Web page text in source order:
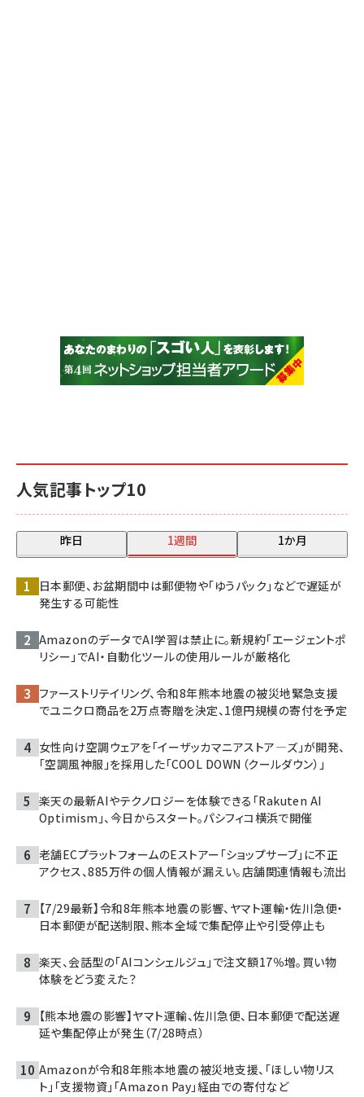
人気記事トップ10
昨日 1週間 1か月
日本郵便、お盆期間中は郵便物や「ゆうパック」などで遅延が
発生する可能性
AmazonのデータでAI学習は禁止に。新規約「エージェントポ
リシー」でAI・自動化ツールの使用ルールが厳格化
ファーストリテイリング、令和8年熊本地震の被災地緊急支援
でユニクロ商品を2万点寄贈を決定、1億円規模の寄付を予定
女性向け空調ウェアを「イーザッカマニアストア―ズ」が開発、
「空調風神服」を採用した「COOL DOWN（クールダウン）」
楽天の最新AIやテクノロジーを体験できる「Rakuten AI
Optimism」、今日からスタート。パシフィコ横浜で開催
老舗ECプラットフォームのEストアー「ショップサーブ」に不正
アクセス、885万件の個人情報が漏えい。店舗関連情報も流出
【7/29最新】令和8年熊本地震の影響、ヤマト運輸・佐川急便・
日本郵便が配送制限、熊本全域で集配停止や引受停止も
楽天、会話型の「AIコンシェルジュ」で注文額17％増。買い物
体験をどう変えた？
【熊本地震の影響】ヤマト運輸、佐川急便、日本郵便で配送遅
延や集配停止が発生（7/28時点）
Amazonが令和8年熊本地震の被災地支援、「ほしい物リス
ト」「支援物資」「Amazon Pay」経由での寄付など